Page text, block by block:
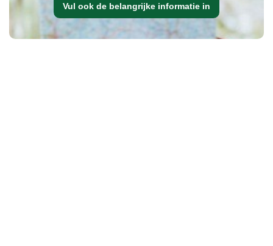
Vul ook de belangrijke informatie in